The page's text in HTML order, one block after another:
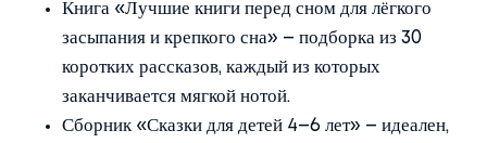
Книга «Лучшие книги перед сном для лёгкого
засыпания и крепкого сна» – подборка из 30
коротких рассказов, каждый из которых
заканчивается мягкой нотой.
Сборник «Сказки для детей 4–6 лет» – идеален,